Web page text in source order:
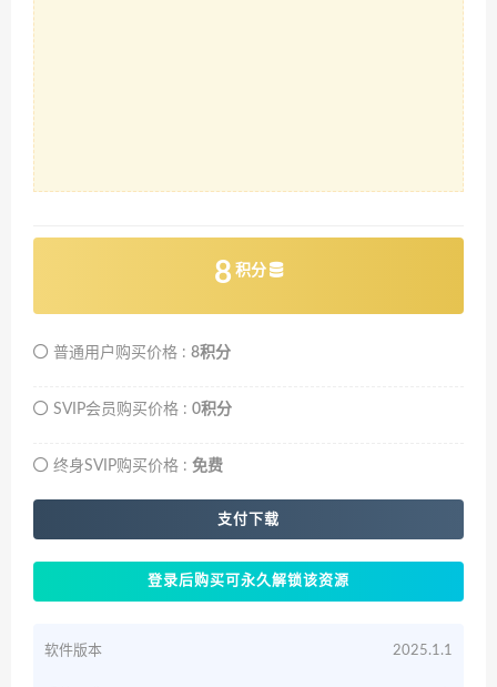
8 积分
普通用户购买价格 : 8积分
SVIP会员购买价格 : 0积分
终身SVIP购买价格 : 免费
支付下载
登录后购买可永久解锁该资源
软件版本 2025.1.1